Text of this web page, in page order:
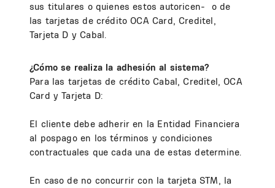
sus titulares o quienes estos autoricen- o de
las tarjetas de crédito OCA Card, Creditel,
Tarjeta D y Cabal.
¿Cómo se realiza la adhesión al sistema?
Para las tarjetas de crédito Cabal, Creditel, OCA
Card y Tarjeta D:
El cliente debe adherir en la Entidad Financiera
al pospago en los términos y condiciones
contractuales que cada una de estas determine.
En caso de no concurrir con la tarjeta STM, la